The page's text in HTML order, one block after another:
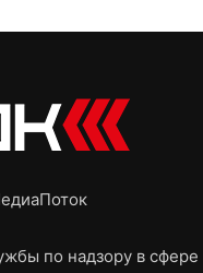
по надзору в сфере